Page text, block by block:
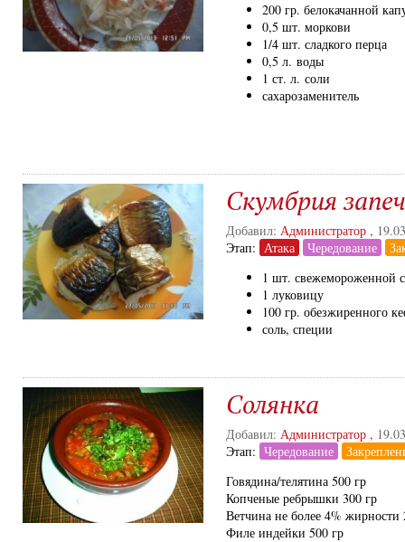
200 гр. белокачанной
0,5 шт. моркови
1/4 шт. сладкого перца
0,5 л. воды
1 ст. л. соли
сахарозаменитель
Скумбрия
Добавил: Администратор ,
Этап: Атака Чередование
1 шт. свежемороженной
1 луковицу
100 гр. обезжиренного
соль, специи
Солянка
Добавил: Администратор ,
Этап: Чередование
Говядина/телятина 500 гр
Копченые ребрышки 300 гр
Ветчина не более 4% жирности
Филе индейки 500 гр